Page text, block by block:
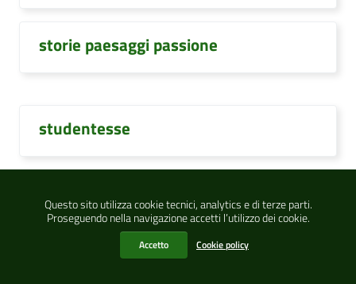
Questo sito utilizza cookie tecnici, analytics e di terze parti.
Proseguendo nella navigazione accetti l’utilizzo dei cookie.
Accetto Cookie policy
storie paesaggi passione
studentesse
studenti universitari oristano